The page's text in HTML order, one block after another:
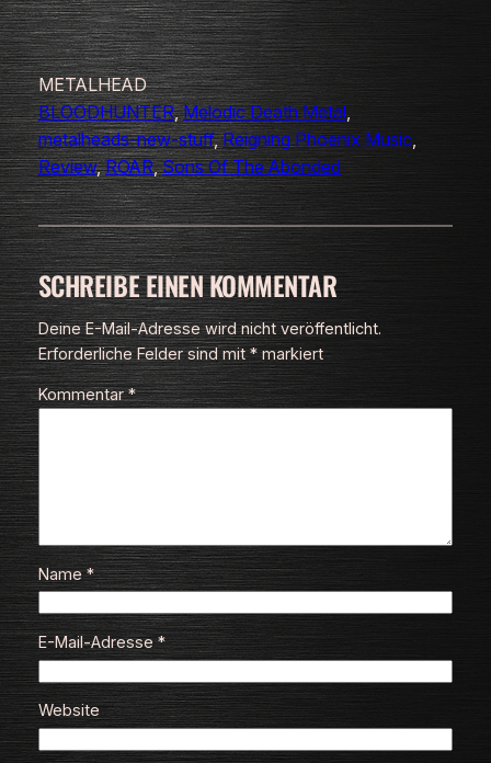
METALHEAD
BLOODHUNTER, Melodic Death Metal
metalheads-new-stuff, Reigning Phoenix Music
Review, ROAR, Sons Of The Abonded
SCHREIBE EINEN KOMMENTAR
Deine E-Mail-Adresse wird nicht veröffentlicht.
Erforderliche Felder sind mit*markiert
Kommentar*
Name*
E-Mail-Adresse *
Website